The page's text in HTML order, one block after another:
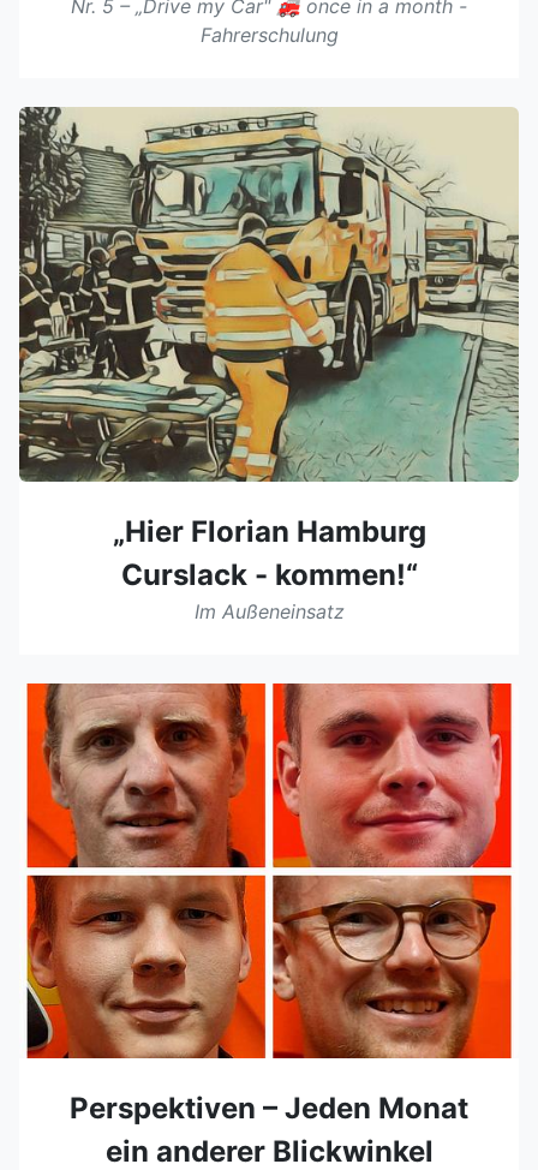
Nr. 5 – „Drive my Car" 🚒 once in a month -
Fahrerschulung
„Hier Florian Hamburg
Curslack - kommen!“
Im Außeneinsatz
Perspektiven – Jeden Monat
ein anderer Blickwinkel